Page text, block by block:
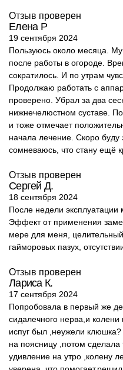
Отзыв проверен
Елена Р
19 сентября 2024
Пользуюсь около месяца.
после работы в огороде.
сократилось. И по утрам
Продолжаю работать с
проверено. Убрал за два
нижнечелюстном суставе.
и тоже отмечает
начала лечение. Скоро
сомневаюсь, что стану ещё
Отзыв проверен
Сергей Д.
18 сентября 2024
После недели эксплуатации
Эффект от применения
мере для меня,
гайморовых пазух,
Отзыв проверен
Лариса К.
17 сентября 2024
Попробовала в первый же
сидалечного нерва,и
испуг был ,неужели
на поясницу ,потом сделала
удивление на утро ,колену